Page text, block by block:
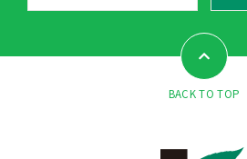
BACK TO TOP